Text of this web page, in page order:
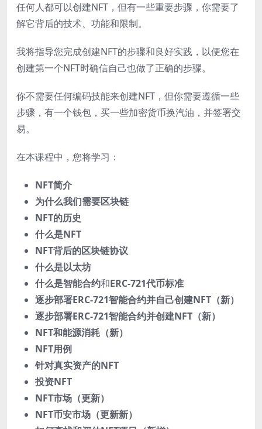
任何人都可以创建NFT，但有一些重要步骤，你需要了
解它背后的技术、功能和限制。
我将指导您完成创建NFT的步骤和良好实践，以便您在
创建第一个NFT时确信自己也做了正确的步骤。
你不需要任何编码技能来创建NFT，但你需要遵循一些
步骤，有一个钱包，买一些加密货币换汽油，并签署交
易。
在本课程中，您将学习：
NFT简介
为什么我们需要区块链
NFT的历史
什么是NFT
NFT背后的区块链协议
什么是以太坊
什么是智能合约和ERC-721代币标准
逐步部署ERC-721智能合约并自己创建NFT（新）
逐步部署ERC-721智能合约并创建NFT（新）
NFT和能源消耗（新）
NFT用例
针对真实资产的NFT
投资NFT
NFT市场（更新）
NFT币安市场（更新新）